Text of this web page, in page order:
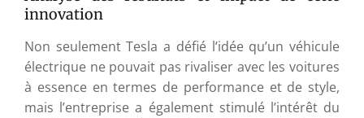
innovation
Non seulement Tesla a défié l’idée qu’un véhicule
électrique ne pouvait pas rivaliser avec les voitures
à essence en termes de performance et de style,
mais l’entreprise a également stimulé l’intérêt du